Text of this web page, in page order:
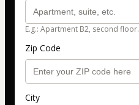
E.g.: Apartment B2, second floor.
Zip Code
City